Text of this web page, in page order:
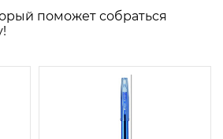
поможет собраться